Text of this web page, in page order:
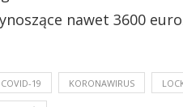
nawet 3600
COVID-19 KORONAWIRUS